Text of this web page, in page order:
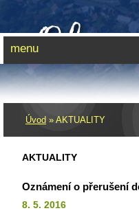
Úvod » AKTUALITY
AKTUALITY
Oznámení o přerušení
8. 5. 2016
menu